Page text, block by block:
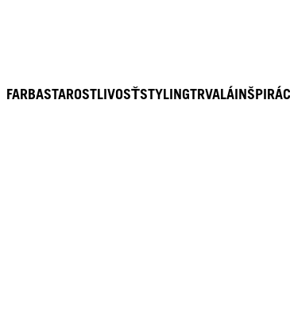
FARBASTAROSTLIVOSŤSTYLINGTRVALÁ